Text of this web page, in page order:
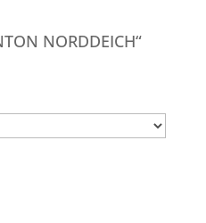
NORDDEICH“